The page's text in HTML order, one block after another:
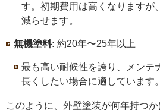
す。初期費用は高くなりますが
減らせます。
無機塗料: 約20年〜25年以上
最も高い耐候性を誇り、メンテ
長くしたい場合に適しています。
このように、外壁塗装が何年持つ